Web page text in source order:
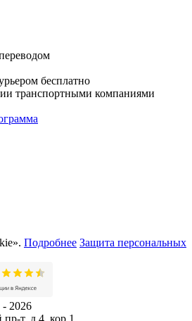
бесплатно
транспортными компаниями
Подробнее Защита персональных
2026
т, д.4, кор.1